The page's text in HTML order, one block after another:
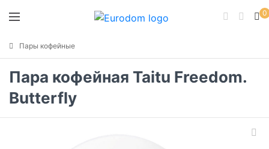
0
Пары кофейные
Пара кофейная Taitu Freedom.
Butterfly